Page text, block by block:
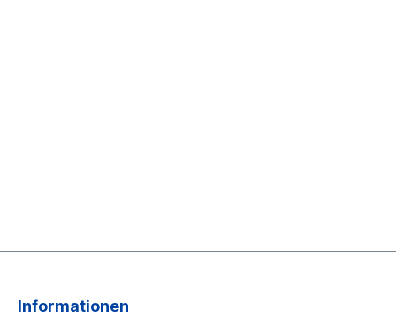
Informationen